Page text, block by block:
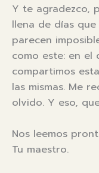
Y te agradezco,
llena de días
parecen
como este: en el
compartimos
las mismas. Me
olvido. Y eso,
Nos leemos
Tu maestro.